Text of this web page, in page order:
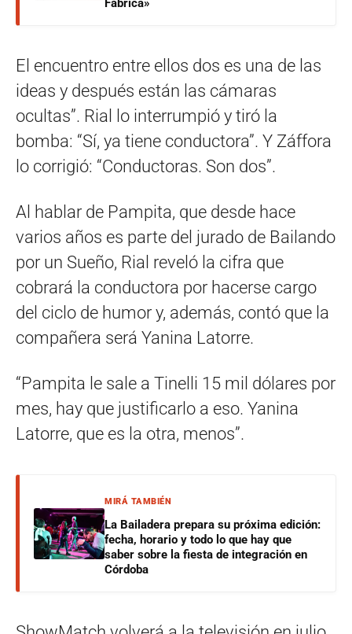
Fábrica»
El encuentro entre ellos dos es una de las
ideas y después están las cámaras
ocultas”. Rial lo interrumpió y tiró la
bomba: “Sí, ya tiene conductora”. Y Záffora
lo corrigió: “Conductoras. Son dos”.
Al hablar de Pampita, que desde hace
varios años es parte del jurado de Bailando
por un Sueño, Rial reveló la cifra que
cobrará la conductora por hacerse cargo
del ciclo de humor y, además, contó que la
compañera será Yanina Latorre.
“Pampita le sale a Tinelli 15 mil dólares por
mes, hay que justificarlo a eso. Yanina
Latorre, que es la otra, menos”.
MIRÁ TAMBIÉN
La Bailadera prepara su próxima edición:
fecha, horario y todo lo que hay que
saber sobre la fiesta de integración en
Córdoba